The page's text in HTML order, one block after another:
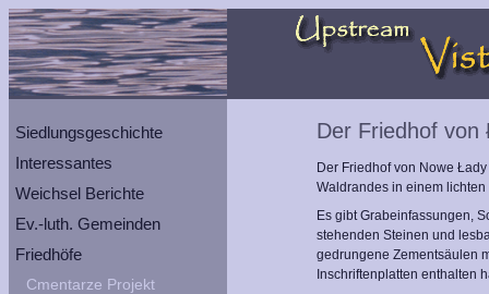
Siedlungsgeschichte
Interessantes
Weichsel Berichte
Ev.-luth. Gemeinden
Friedhöfe
Cmentarze Projekt
Der Friedhof von
Der Friedhof von Nowe
Waldrandes in einem
Es gibt Grabeinfassungen,
stehenden Steinen und
gedrungene Zementsäulen
Inschriftenplatten enthalten